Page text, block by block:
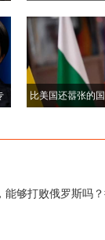
善，赴日出行
比美国还嚣张的
统一
能够打败俄罗斯吗？